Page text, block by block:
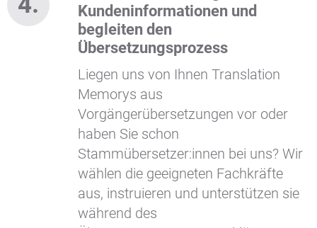
Kundeninformationen und
begleiten den
Übersetzungsprozess
Liegen uns von Ihnen Translation
Memorys aus
Vorgängerübersetzungen vor oder
haben Sie schon
Stammübersetzer:innen bei uns? Wir
wählen die geeigneten Fachkräfte
aus, instruieren und unterstützen sie
während des